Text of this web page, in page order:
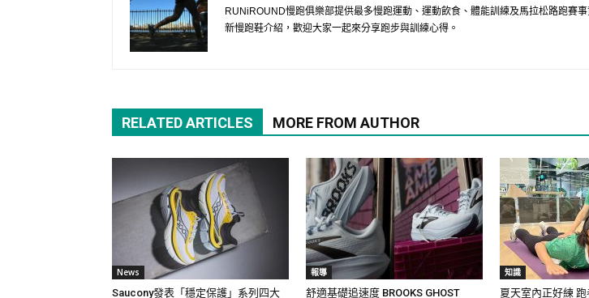
RUNiROUND慢跑俱樂部提供最多慢跑運動、運動飲食、體能訓練及馬拉松路跑賽
新慢跑鞋介紹，歡迎大家一起來分享跑步與訓練心得。
RELATED ARTICLES MORE FROM AUTHOR
News
Saucony發表「穩定保護」系列四大
報導
舒適基礎追速度 BROOKS GHOST
知識
夏天室內正好練